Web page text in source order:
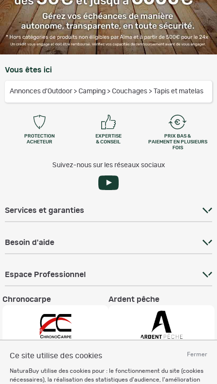
Fermer
Ce site utilise des cookies
NaturaBuy utilise des cookies pour : le fonctionnement du site (cookies
nécessaires), la réalisation des statistiques d'audience, l'amélioration
Vous êtes ici
Annonces d'Outdoor > Camping > Couchages > Tapis et matelas
PROTECTION
ACHETEUR
EXPERTISE
& CONSEIL
PRIX BAS &
PAIEMENT EN PLUSIEURS
FOIS
Suivez-nous sur les réseaux sociaux
Services et garanties
Besoin d'aide
Espace Professionnel
Chronocarpe Ardent pêche
Charte éthique